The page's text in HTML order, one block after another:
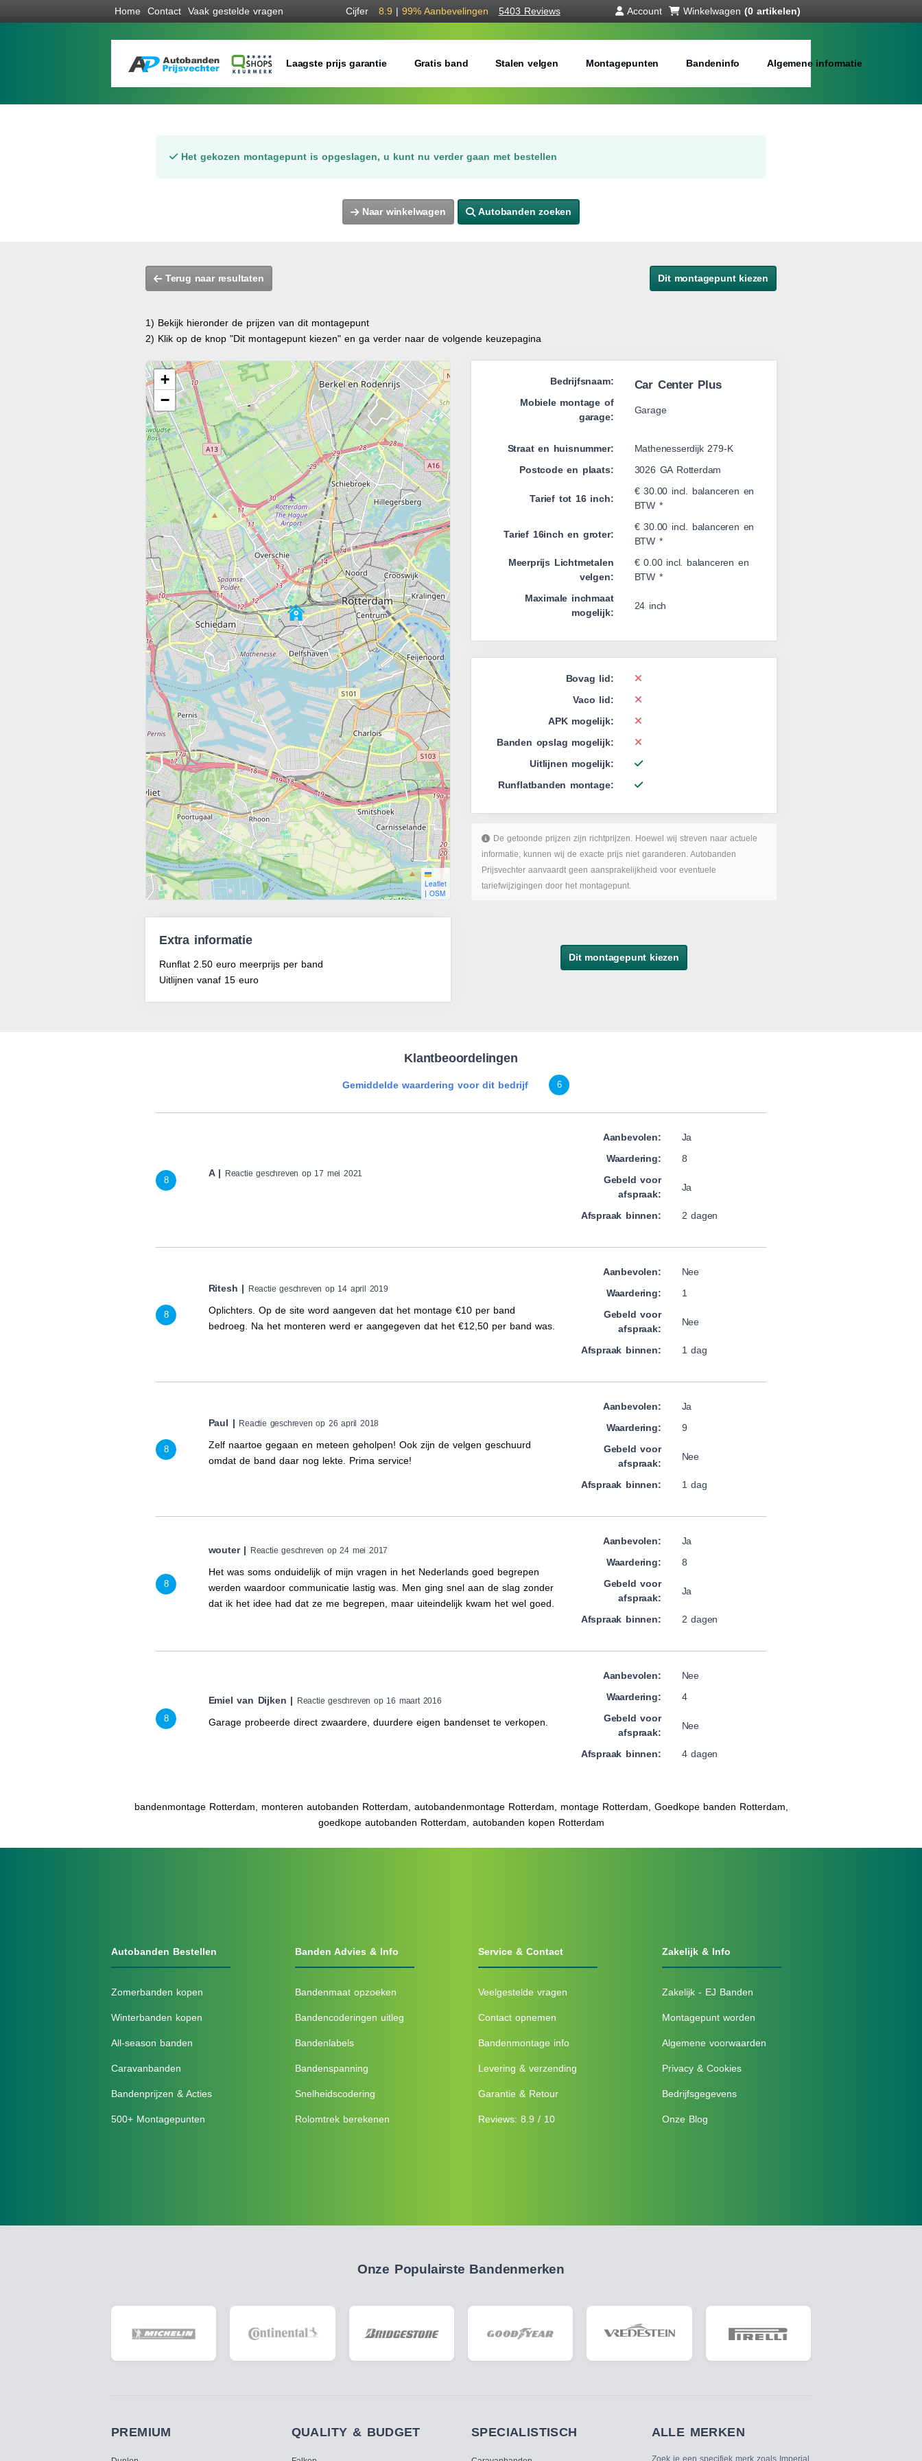
Home Contact Vaak gestelde vragen Cijfer 8.9 | 99% Aanbevelingen 5403 Reviews Account Winkelwagen (0 artikelen)
Laagste prijs garantie Gratis band Stalen velgen Montagepunten Bandeninfo Algemene informatie
Het gekozen montagepunt is opgeslagen, u kunt nu verder gaan met bestellen
Naar winkelwagen Autobanden zoeken
Terug naar resultaten Dit montagepunt kiezen
1) Bekijk hieronder de prijzen van dit montagepunt
2) Klik op de knop "Dit montagepunt kiezen" en ga verder naar de volgende keuzepagina
+
−
Leaflet
| OSM
Bedrijfsnaam: Car Center Plus
Mobiele montage of
garage:
Garage
Straat en huisnummer:
Mathenesserdijk 279-K
Postcode en plaats:
3026 GA Rotterdam
Tarief tot 16 inch:
€ 30.00 incl. balanceren en
BTW *
Tarief 16inch en groter:
€ 30.00 incl. balanceren en
BTW *
Meerprijs Lichtmetalen
velgen:
€ 0.00 incl. balanceren en
BTW *
Maximale inchmaat
mogelijk:
24 inch
Bovag lid:
Vaco lid:
APK mogelijk:
Banden opslag mogelijk:
Uitlijnen mogelijk:
Runflatbanden montage:
De getoonde prijzen zijn richtprijzen. Hoewel wij streven naar actuele
informatie, kunnen wij de exacte prijs niet garanderen. Autobanden
Prijsvechter aanvaardt geen aansprakelijkheid voor eventuele
tariefwijzigingen door het montagepunt.
Extra informatie
Runflat 2.50 euro meerprijs per band
Uitlijnen vanaf 15 euro
Dit montagepunt kiezen
Klantbeoordelingen
Gemiddelde waardering voor dit bedrijf 6
8
A | Reactie geschreven op 17 mei 2021
Aanbevolen:
Ja
Waardering:
8
Gebeld voor
afspraak:
Ja
Afspraak binnen: 2 dagen
8
Ritesh | Reactie geschreven op 14 april 2019
Oplichters. Op de site word aangeven dat het montage €10 per band
bedroeg. Na het monteren werd er aangegeven dat het €12,50 per band was.
Aanbevolen:
Nee
Waardering:
1
Gebeld voor
afspraak:
Nee
Afspraak binnen: 1 dag
8
Paul | Reactie geschreven op 26 april 2018
Zelf naartoe gegaan en meteen geholpen! Ook zijn de velgen geschuurd
omdat de band daar nog lekte. Prima service!
Aanbevolen:
Ja
Waardering:
9
Gebeld voor
afspraak:
Nee
Afspraak binnen: 1 dag
8
wouter | Reactie geschreven op 24 mei 2017
Het was soms onduidelijk of mijn vragen in het Nederlands goed begrepen
werden waardoor communicatie lastig was. Men ging snel aan de slag zonder
dat ik het idee had dat ze me begrepen, maar uiteindelijk kwam het wel goed.
Aanbevolen:
Ja
Waardering:
8
Gebeld voor
afspraak:
Ja
Afspraak binnen: 2 dagen
8
Emiel van Dijken | Reactie geschreven op 16 maart 2016
Garage probeerde direct zwaardere, duurdere eigen bandenset te verkopen.
Aanbevolen:
Nee
Waardering:
4
Gebeld voor
afspraak:
Nee
Afspraak binnen: 4 dagen
bandenmontage Rotterdam, monteren autobanden Rotterdam, autobandenmontage Rotterdam, montage Rotterdam, Goedkope banden Rotterdam,
goedkope autobanden Rotterdam, autobanden kopen Rotterdam
Autobanden Bestellen
Zomerbanden kopen
Winterbanden kopen
All-season banden
Caravanbanden
Bandenprijzen & Acties
500+ Montagepunten
Banden Advies & Info
Bandenmaat opzoeken
Bandencoderingen uitleg
Bandenlabels
Bandenspanning
Snelheidscodering
Rolomtrek berekenen
Service & Contact
Veelgestelde vragen
Contact opnemen
Bandenmontage info
Levering & verzending
Garantie & Retour
Reviews: 8.9 / 10
Zakelijk & Info
Zakelijk - EJ Banden
Montagepunt worden
Algemene voorwaarden
Privacy & Cookies
Bedrijfsgegevens
Onze Blog
Onze Populairste Bandenmerken
PREMIUM QUALITY & BUDGET SPECIALISTISCH ALLE MERKEN
Zoek je een specifiek merk zoals Imperial